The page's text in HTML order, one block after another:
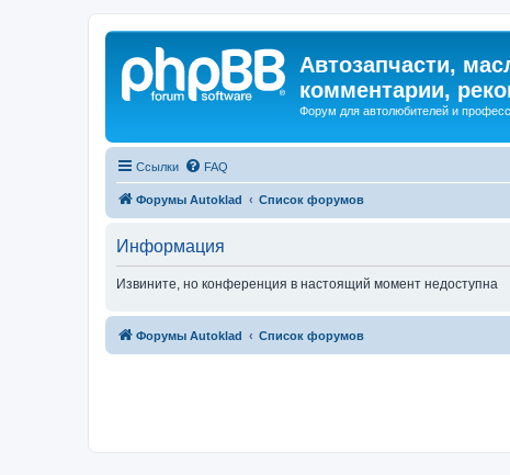
Автозапчасти,
комментарии,
Форум для автолюбителей и
Ссылки FAQ
Форумы Autoklad Список форумов
Информация
Извините, но конференция в настоящий момент недоступна
Форумы Autoklad Список форумов